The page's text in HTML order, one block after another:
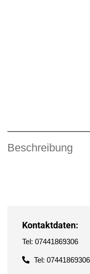
Beschreibung
Kontaktdaten:
Tel: 07441869306
Tel: 07441869306